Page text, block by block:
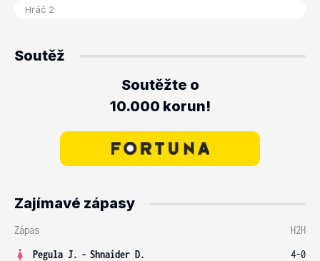
Soutěž
Soutěžte o
10.000 korun!
Zajímavé zápasy
Zápas
H2H
Pegula J. - Shnaider D.
4-0